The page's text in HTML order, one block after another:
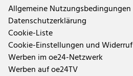
Allgemeine Nutzungsbedingungen
Datenschutzerklärung
Cookie-Liste
Cookie-Einstellungen und Widerruf
Werben im oe24-Netzwerk
Werben auf oe24TV